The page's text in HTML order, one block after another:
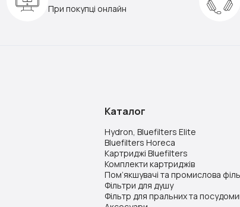
При покупці онлайн
Каталог
Hydron, Bluefilters Elite
Bluefilters Horeca
Картриджі Bluefilters
Комплекти картриджів
Пом’якшувачі та промислова
Фільтри для душу
Фільтр для пральних та